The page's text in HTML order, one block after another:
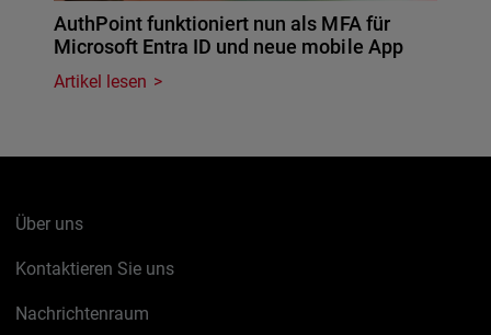
AuthPoint funktioniert nun als MFA für
Microsoft Entra ID und neue mobile App
Artikel lesen
Über uns
Kontaktieren Sie uns
Nachrichtenraum